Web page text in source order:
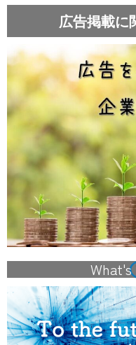
広告掲載に
What's